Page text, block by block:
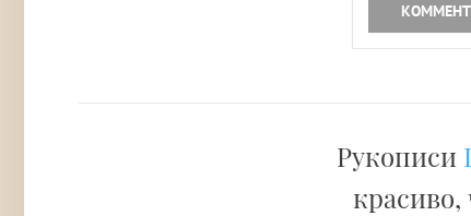
Рукописи